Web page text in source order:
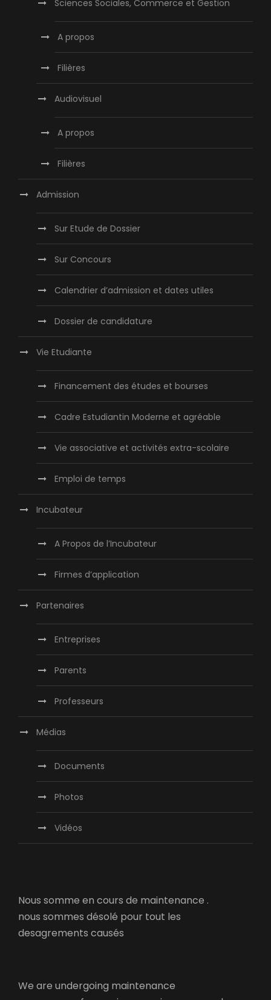
Sciences Sociales, Commerce et Gestion
A propos
Filières
Audiovisuel
A propos
Filières
Admission
Sur Etude de Dossier
Sur Concours
Calendrier d’admission et dates utiles
Dossier de candidature
Vie Etudiante
Financement des études et bourses
Cadre Estudiantin Moderne et agréable
Vie associative et activités extra-scolaire
Emploi de temps
Incubateur
A Propos de l’Incubateur
Firmes d’application
Partenaires
Entreprises
Parents
Professeurs
Médias
Documents
Photos
Vidéos
Nous somme en cours de maintenance .
nous sommes désolé pour tout les
desagrements causés
We are undergoing maintenance